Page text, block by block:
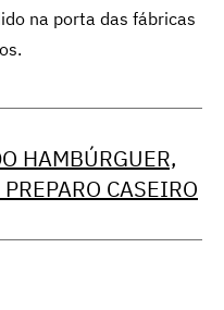
na porta das fábricas
HAMBÚRGUER,
CASEIRO